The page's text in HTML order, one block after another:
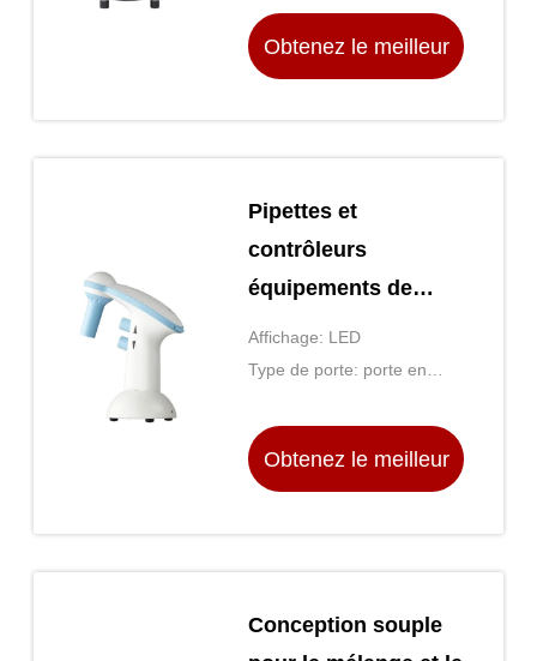
Obtenez le meilleur
Pipettes et
contrôleurs
équipements de
laboratoire général
blanc et bleu
Affichage: LED
Type de porte: porte en
Obtenez le meilleur
Conception souple